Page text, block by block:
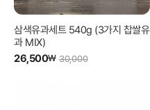
삼색유과세트 540g (3가지 찹쌀유
과 MIX)
26,500₩ 30,000